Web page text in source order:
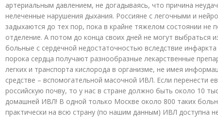
артериальным давлением, не догадываясь, что причина
нелеченные нарушения дыхания. Россияне с легочными и
задыхаются до тех пор, пока в крайне тяжелом состоянии не
отделение. А потом до конца своих дней не могут выбраться
больные с сердечной недостаточностью вследствие
порока сердца получают разнообразные лекарственные
легких и транспорта кислорода в организме, не имея
средстве – вспомогательной масочной ИВЛ. Если перенести
российскую почву, то у нас в стране должно быть около 10
домашней ИВЛ! В одной только Москве около 800 таких
практически на всю страну (по нашим данным) ИВЛ доступна